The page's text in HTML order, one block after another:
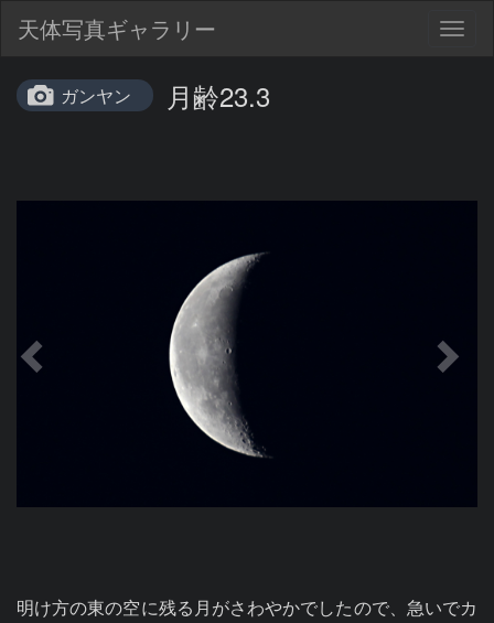
天体写真ギャラリー
ガンヤン 月齢23.3
明け方の東の空に残る月がさわやかでしたので、急いでカ